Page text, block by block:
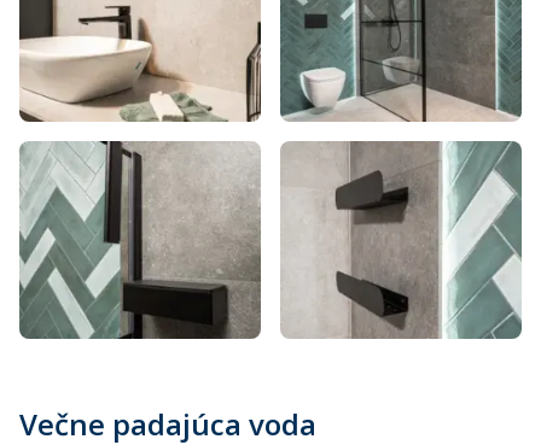
Večne padajúca voda